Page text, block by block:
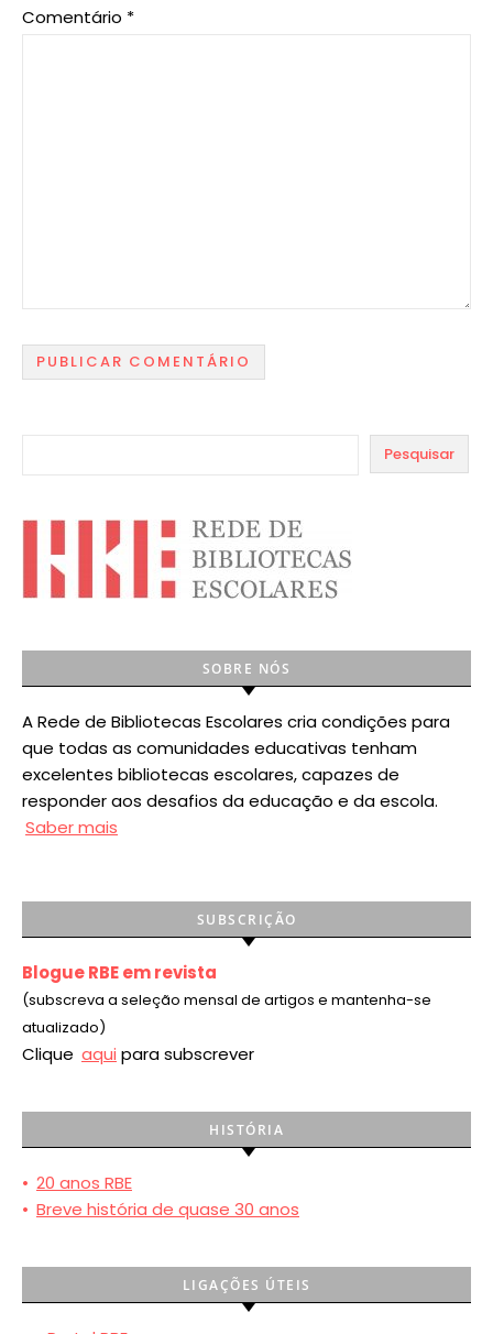
Comentário *
Pesquisar
SOBRE NÓS
A Rede de Bibliotecas Escolares cria condições para
que todas as comunidades educativas tenham
excelentes bibliotecas escolares, capazes de
responder aos desafios da educação e da escola.
Saber mais
SUBSCRIÇÃO
Blogue RBE em revista
(subscreva a seleção mensal de artigos e mantenha-se
atualizado)
Clique aqui para subscrever
HISTÓRIA
• 20 anos RBE
• Breve história de quase 30 anos
LIGAÇÕES ÚTEIS